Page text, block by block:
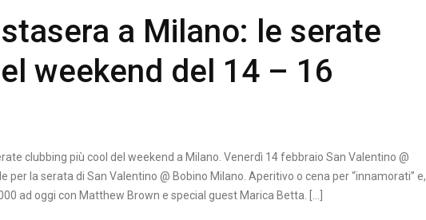
a Milano: le serate
weekend del 14 – 16
clubbing più cool del weekend a Milano. Venerdì 14 febbraio San Valentino @
per la serata di San Valentino @ Bobino Milano. Aperitivo o cena per “innamorati” e,
ad oggi con Matthew Brown e special guest Marica Betta. […]